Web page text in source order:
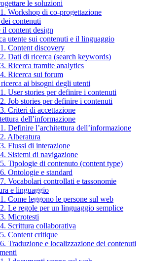
le soluzioni
Workshop di co-progettazione
contenuti
il content design
utente sui contenuti e il linguaggio
Content discovery
Dati di ricerca (search keywords)
Ricerca tramite analytics
Ricerca sui forum
ai bisogni degli utenti
User stories per definire i contenuti
Job stories per definire i contenuti
Criteri di accettazione
dell’informazione
Definire l’architettura dell’informazione
Alberatura
Flussi di interazione
Sistemi di navigazione
Tipologie di contenuto (content type)
Ontologie e standard
Vocabolari controllati e tassonomie
e linguaggio
Come leggono le persone sul web
Le regole per un linguaggio semplice
Microtesti
Scrittura collaborativa
Content critique
Traduzione e localizzazione dei contenuti